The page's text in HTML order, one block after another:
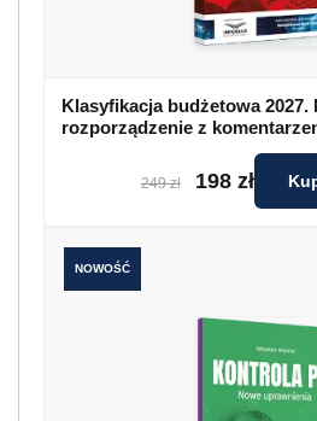
Klasyfikacja budżetowa 2027.
rozporządzenie z
249 zł 198 zł
NOWOŚĆ